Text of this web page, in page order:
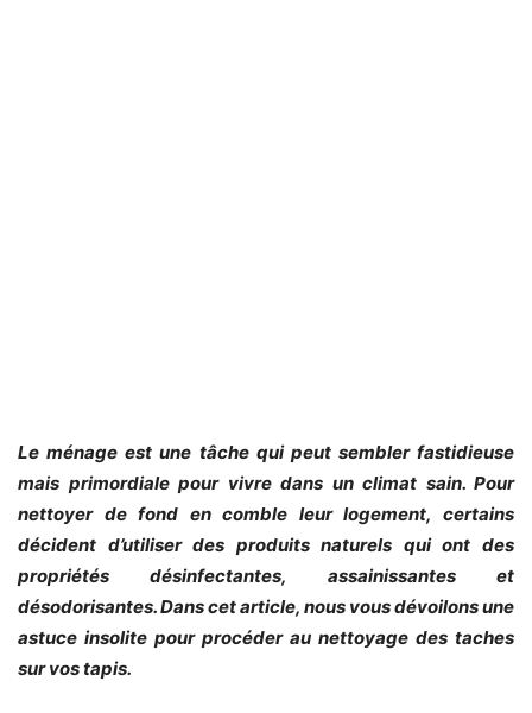
Le ménage est une tâche qui peut sembler fastidieuse
mais primordiale pour vivre dans un climat sain. Pour
nettoyer de fond en comble leur logement, certains
décident d’utiliser des produits naturels qui ont des
propriétés désinfectantes, assainissantes et
désodorisantes. Dans cet article, nous vous dévoilons une
astuce insolite pour procéder au nettoyage des taches
sur vos tapis.